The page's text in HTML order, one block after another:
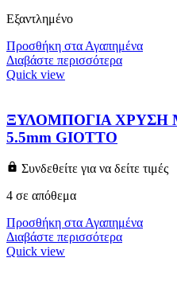
Εξαντλημένο
Προσθήκη στα Αγαπημένα
Διαβάστε περισσότερα
Quick view
ΞΥΛΟΜΠΟΓΙΑ ΧΡΥΣΗ
5.5mm GIOTTO
Συνδεθείτε για να δείτε τιμές
4 σε απόθεμα
Προσθήκη στα Αγαπημένα
Διαβάστε περισσότερα
Quick view